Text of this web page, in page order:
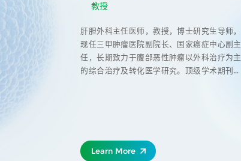
教授
肝胆外科主任医师，教授，博士研究生导师，
现任三甲肿瘤医院副院长、国家癌症中心副主
任，长期致力于腹部恶性肿瘤以外科治疗为主
的综合治疗及转化医学研究。顶级学术期刊发
Learn More